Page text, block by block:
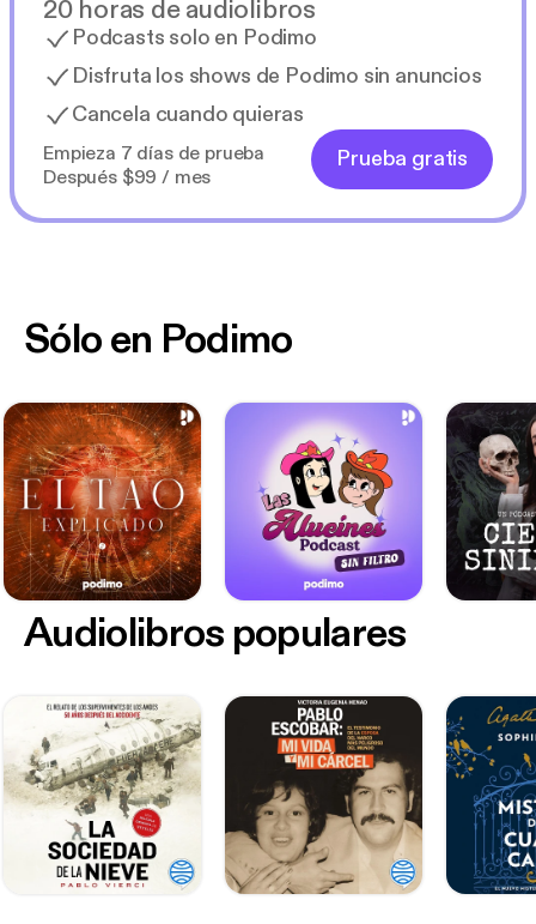
20 horas de audiolibros
Podcasts solo en Podimo
Disfruta los shows de Podimo sin anuncios
Cancela cuando quieras
Empieza 7 días de prueba
Después $99 / mes
Prueba gratis
Sólo en Podimo
Audiolibros populares